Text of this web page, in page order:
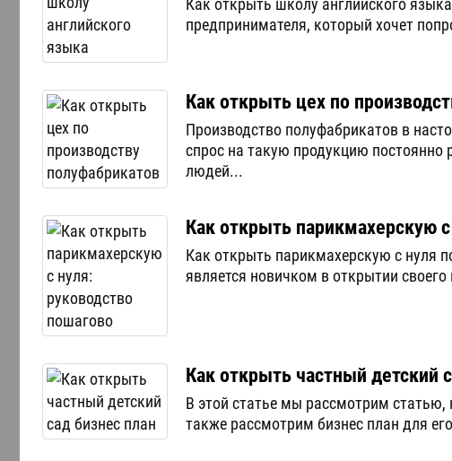
Как открыть школу английского
предпринимателя, который хочет
Как открыть цех по
Производство полуфабрикатов в
спрос на такую продукцию постоянно
людей...
Как открыть парикмахерскую
Как открыть парикмахерскую с нуля
является новичком в открытии
Как открыть частный детский
В этой статье мы рассмотрим статью,
также рассмотрим бизнес план для